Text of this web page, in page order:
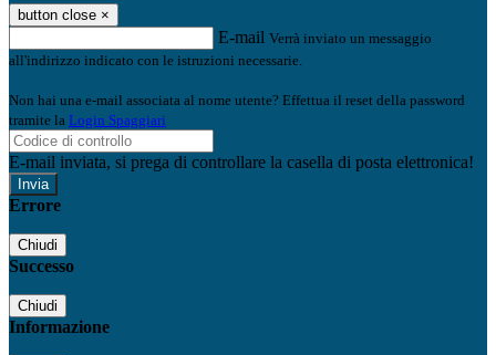
button close ×
E-mail Verrà inviato un messaggio
all'indirizzo indicato con le istruzioni necessarie.
Non hai una e-mail associata al nome utente? Effettua il reset della password
tramite la Login Spaggiari
E-mail inviata, si prega di controllare la casella di posta elettronica!
Errore
Chiudi
Successo
Chiudi
Informazione